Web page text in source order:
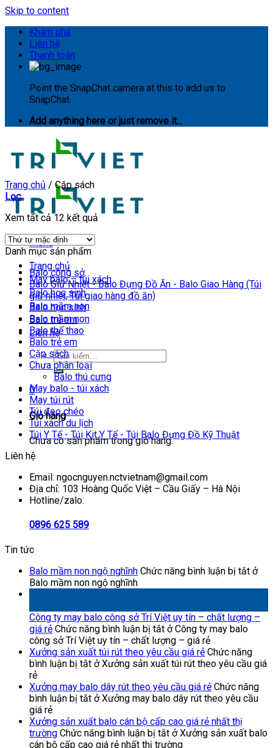
Skip to content
Khám phá
Liên hệ
Thanh toán
Point the SnapChat camera at this to add us to
SnapChat.
Add anything here or just remove it...
Menu
Trang chủ
May balo – túi xách
Balo học sinh
Balo mầm non
Balo trẻ em
Liên hệ
0
Giỏ hàng
Chưa có sản phẩm trong giỏ hàng.
Trang chủ / Cặp sách
Lọc
Xem tất cả 12 kết quả
Danh mục sản phẩm
Balo công sở
Balo Giữ Nhiệt - Balo Đựng Đồ Ăn - Balo Giao Hàng (Túi
giữ nhiệt, Túi giao hàng đồ ăn)
Balo học sinh
Balo mầm non
Balo thể thao
Balo trẻ em
Cặp sách
Chưa phân loại
Balo thú cưng
May balo - túi xách
May túi rút
Túi đeo chéo
Túi xách du lịch
Túi Y Tế - Túi Kit Y Tế - Túi Balo Đựng Đồ Kỹ Thuật
Liên hệ
Email: ngocnguyen.nctvietnam@gmail.com
Địa chỉ: 103 Hoàng Quốc Việt – Cầu Giấy – Hà Nội
Hotline/zalo:
0896 625 589
Tin tức
Balo mầm non ngộ nghĩnh Chức năng bình luận bị tắt ở
Balo mầm non ngộ nghĩnh
Công ty may balo công sở Trí Việt uy tín – chất lượng –
giá rẻ Chức năng bình luận bị tắt ở Công ty may balo
công sở Trí Việt uy tín – chất lượng – giá rẻ
Xưởng sản xuất túi rút theo yêu cầu giá rẻ Chức năng
bình luận bị tắt ở Xưởng sản xuất túi rút theo yêu cầu giá
rẻ
Xưởng may balo dây rút theo yêu cầu giá rẻ Chức năng
bình luận bị tắt ở Xưởng may balo dây rút theo yêu cầu
giá rẻ
Xưởng sản xuất balo cán bộ cấp cao giá rẻ nhất thị
trường Chức năng bình luận bị tắt ở Xưởng sản xuất balo
cán bộ cấp cao giá rẻ nhất thị trường